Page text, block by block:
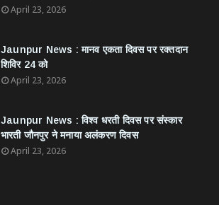
April 23, 2026
Jaunpur News : ​मानव एकता दिवस पर रक्तदान
शिविर 24 को
April 23, 2026
Jaunpur News : विश्व धरती दिवस पर संस्कार
भारती जौनपुर ने मनाया अलंकरण दिवस
April 23, 2026